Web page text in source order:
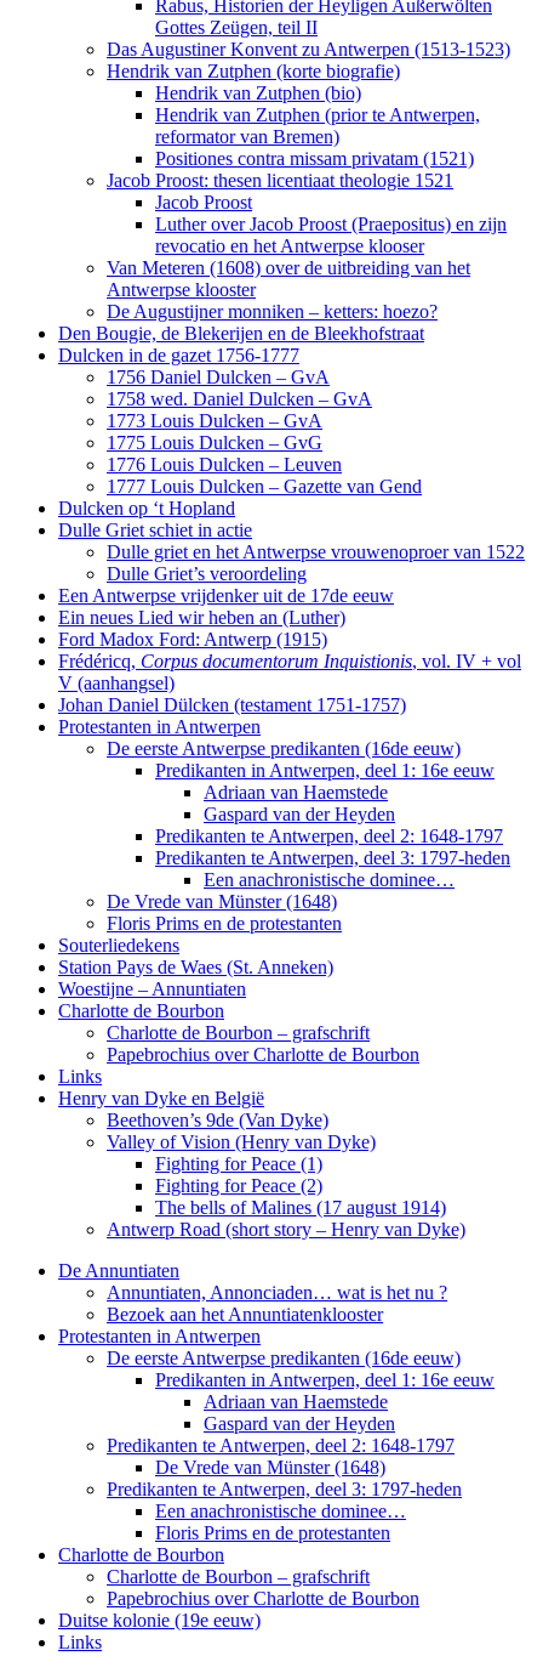
Rabus, Historien der Heyligen Außerwölten
Gottes Zeügen, teil II
Das Augustiner Konvent zu Antwerpen (1513-1523)
Hendrik van Zutphen (korte biografie)
Hendrik van Zutphen (bio)
Hendrik van Zutphen (prior te Antwerpen,
reformator van Bremen)
Positiones contra missam privatam (1521)
Jacob Proost: thesen licentiaat theologie 1521
Jacob Proost
Luther over Jacob Proost (Praepositus) en zijn
revocatio en het Antwerpse klooser
Van Meteren (1608) over de uitbreiding van het
Antwerpse klooster
De Augustijner monniken – ketters: hoezo?
Den Bougie, de Blekerijen en de Bleekhofstraat
Dulcken in de gazet 1756-1777
1756 Daniel Dulcken – GvA
1758 wed. Daniel Dulcken – GvA
1773 Louis Dulcken – GvA
1775 Louis Dulcken – GvG
1776 Louis Dulcken – Leuven
1777 Louis Dulcken – Gazette van Gend
Dulcken op ‘t Hopland
Dulle Griet schiet in actie
Dulle griet en het Antwerpse vrouwenoproer van 1522
Dulle Griet’s veroordeling
Een Antwerpse vrijdenker uit de 17de eeuw
Ein neues Lied wir heben an (Luther)
Ford Madox Ford: Antwerp (1915)
Frédéricq, Corpus documentorum Inquistionis, vol. IV + vol
V (aanhangsel)
Johan Daniel Dülcken (testament 1751-1757)
Protestanten in Antwerpen
De eerste Antwerpse predikanten (16de eeuw)
Predikanten in Antwerpen, deel 1: 16e eeuw
Adriaan van Haemstede
Gaspard van der Heyden
Predikanten te Antwerpen, deel 2: 1648-1797
Predikanten te Antwerpen, deel 3: 1797-heden
Een anachronistische dominee…
De Vrede van Münster (1648)
Floris Prims en de protestanten
Souterliedekens
Station Pays de Waes (St. Anneken)
Woestijne – Annuntiaten
Charlotte de Bourbon
Charlotte de Bourbon – grafschrift
Papebrochius over Charlotte de Bourbon
Links
Henry van Dyke en België
Beethoven’s 9de (Van Dyke)
Valley of Vision (Henry van Dyke)
Fighting for Peace (1)
Fighting for Peace (2)
The bells of Malines (17 august 1914)
Antwerp Road (short story – Henry van Dyke)
De Annuntiaten
Annuntiaten, Annonciaden… wat is het nu ?
Bezoek aan het Annuntiatenklooster
Protestanten in Antwerpen
De eerste Antwerpse predikanten (16de eeuw)
Predikanten in Antwerpen, deel 1: 16e eeuw
Adriaan van Haemstede
Gaspard van der Heyden
Predikanten te Antwerpen, deel 2: 1648-1797
De Vrede van Münster (1648)
Predikanten te Antwerpen, deel 3: 1797-heden
Een anachronistische dominee…
Floris Prims en de protestanten
Charlotte de Bourbon
Charlotte de Bourbon – grafschrift
Papebrochius over Charlotte de Bourbon
Duitse kolonie (19e eeuw)
Links